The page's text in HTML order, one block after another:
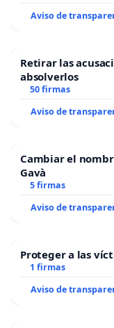
Aviso de
Retirar las
absolverlos
50 firmas
Aviso de
Cambiar el
Gavà
5 firmas
Aviso de
Proteger a las
1 firmas
Aviso de